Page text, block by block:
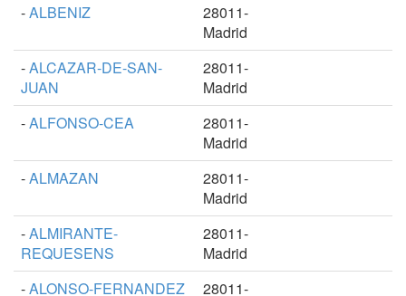
-ALBENIZ
28011-
Madrid
-ALCAZAR-DE-SAN-
JUAN
28011-
Madrid
-ALFONSO-CEA
28011-
Madrid
-ALMAZAN
28011-
Madrid
-ALMIRANTE-
REQUESENS
28011-
Madrid
-ALONSO-FERNANDEZ
28011-